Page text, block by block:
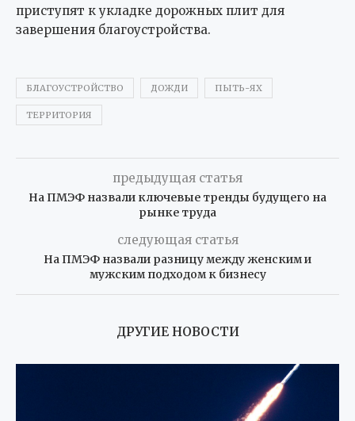
приступят к укладке дорожных плит для
завершения благоустройства.
БЛАГОУСТРОЙСТВО ДОЖДИ ПЫТЬ-ЯХ
ТЕРРИТОРИЯ
предыдущая статья
На ПМЭФ назвали ключевые тренды будущего на
рынке труда
следующая статья
На ПМЭФ назвали разницу между женским и
мужским подходом к бизнесу
ДРУГИЕ НОВОСТИ